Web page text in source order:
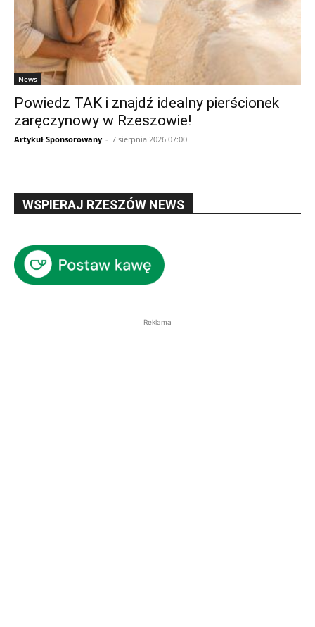
News
Powiedz TAK i znajdź idealny pierścionek
zaręczynowy w Rzeszowie!
Artykuł Sponsorowany - 7 sierpnia 2026 07:00
WSPIERAJ RZESZÓW NEWS
Reklama